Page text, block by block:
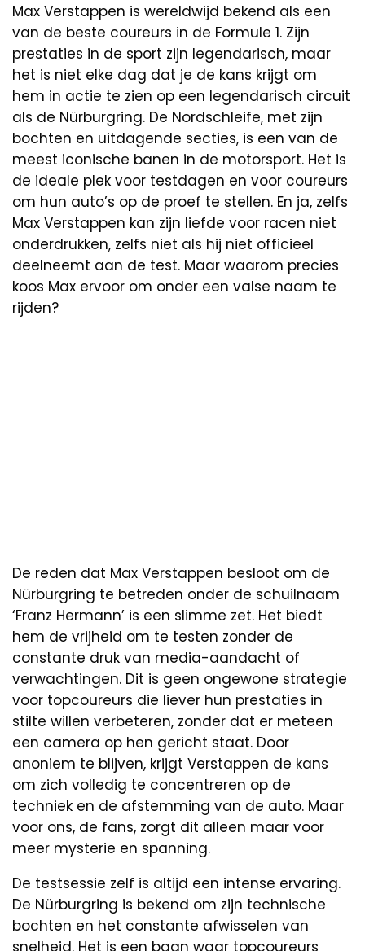
Max Verstappen is wereldwijd bekend als een
van de beste coureurs in de Formule 1. Zijn
prestaties in de sport zijn legendarisch, maar
het is niet elke dag dat je de kans krijgt om
hem in actie te zien op een legendarisch circuit
als de Nürburgring. De Nordschleife, met zijn
bochten en uitdagende secties, is een van de
meest iconische banen in de motorsport. Het is
de ideale plek voor testdagen en voor coureurs
om hun auto’s op de proef te stellen. En ja, zelfs
Max Verstappen kan zijn liefde voor racen niet
onderdrukken, zelfs niet als hij niet officieel
deelneemt aan de test. Maar waarom precies
koos Max ervoor om onder een valse naam te
rijden?
De reden dat Max Verstappen besloot om de
Nürburgring te betreden onder de schuilnaam
‘Franz Hermann’ is een slimme zet. Het biedt
hem de vrijheid om te testen zonder de
constante druk van media-aandacht of
verwachtingen. Dit is geen ongewone strategie
voor topcoureurs die liever hun prestaties in
stilte willen verbeteren, zonder dat er meteen
een camera op hen gericht staat. Door
anoniem te blijven, krijgt Verstappen de kans
om zich volledig te concentreren op de
techniek en de afstemming van de auto. Maar
voor ons, de fans, zorgt dit alleen maar voor
meer mysterie en spanning.
De testsessie zelf is altijd een intense ervaring.
De Nürburgring is bekend om zijn technische
bochten en het constante afwisselen van
snelheid. Het is een baan waar topcoureurs